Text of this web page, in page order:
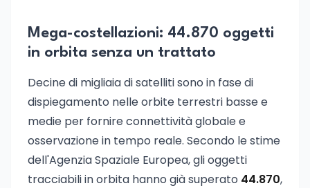
Mega-costellazioni: 44.870 oggetti
in orbita senza un trattato
Decine di migliaia di satelliti sono in fase di
dispiegamento nelle orbite terrestri basse e
medie per fornire connettività globale e
osservazione in tempo reale. Secondo le stime
dell'Agenzia Spaziale Europea, gli oggetti
tracciabili in orbita hanno già superato 44.870,